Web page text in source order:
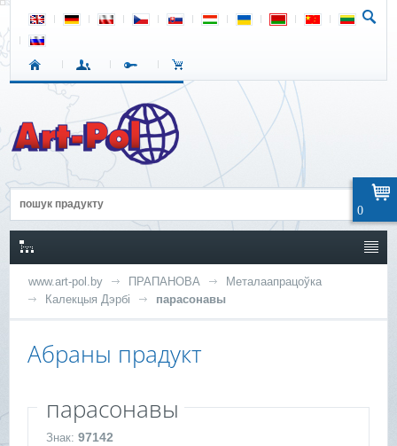
www.art-pol.by ПРАПАНОВА
Металаапрацоўка
Калекцыя Дэрбі
парасонавы
Абраны прадукт
парасонавы
Знак:97142
0